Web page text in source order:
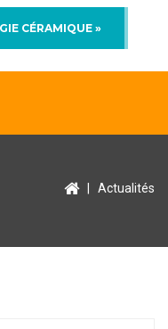
CÉRAMIQUE »
| Actualités